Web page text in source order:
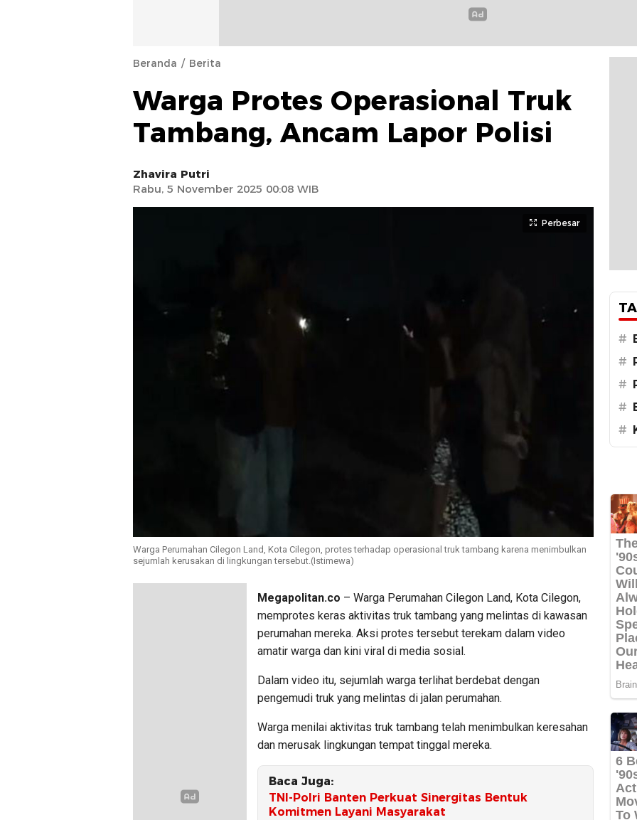
Beranda Berita
Warga Protes Operasional Truk
Tambang, Ancam Lapor Polisi
Zhavira Putri
Rabu, 5 November 2025 00:08 WIB
Perbesar
Warga Perumahan Cilegon Land, Kota Cilegon, protes terhadap operasional truk tambang karena menimbulkan
sejumlah kerusakan di lingkungan tersebut.(Istimewa)
Megapolitan.co – Warga Perumahan Cilegon Land, Kota Cilegon,
memprotes keras aktivitas truk tambang yang melintas di kawasan
perumahan mereka. Aksi protes tersebut terekam dalam video
amatir warga dan kini viral di media sosial.
Dalam video itu, sejumlah warga terlihat berdebat dengan
pengemudi truk yang melintas di jalan perumahan.
Warga menilai aktivitas truk tambang telah menimbulkan keresahan
dan merusak lingkungan tempat tinggal mereka.
Baca Juga:
TNI-Polri Banten Perkuat Sinergitas Bentuk
Komitmen Layani Masyarakat
#
#
#
#
#